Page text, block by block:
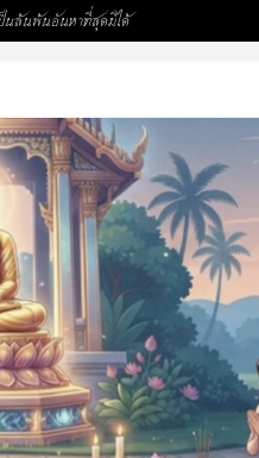
นล้นพ้นอันหาที่สุดมิได้